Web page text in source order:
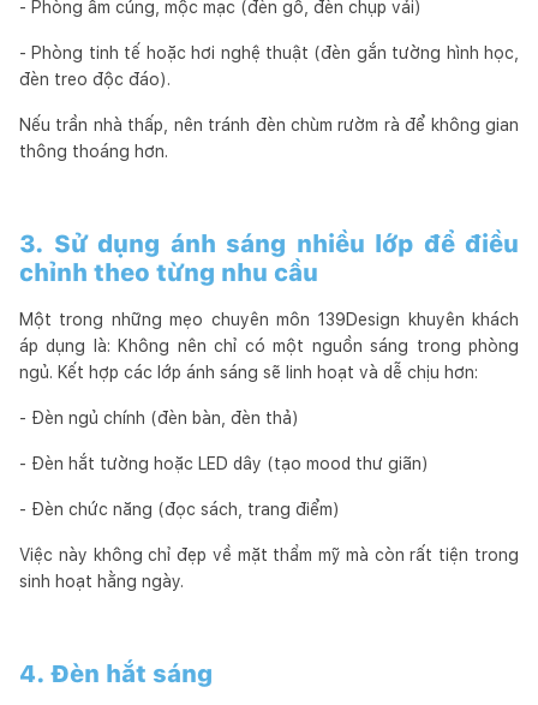
- Phòng ấm cúng, mộc mạc (đèn gỗ, đèn chụp vải)
- Phòng tinh tế hoặc hơi nghệ thuật (đèn gắn tường hình học,
đèn treo độc đáo).
Nếu trần nhà thấp, nên tránh đèn chùm rườm rà để không gian
thông thoáng hơn.
3. Sử dụng ánh sáng nhiều lớp để điều
chỉnh theo từng nhu cầu
Một trong những mẹo chuyên môn 139Design khuyên khách
áp dụng là: Không nên chỉ có một nguồn sáng trong phòng
ngủ. Kết hợp các lớp ánh sáng sẽ linh hoạt và dễ chịu hơn:
- Đèn ngủ chính (đèn bàn, đèn thả)
- Đèn hắt tường hoặc LED dây (tạo mood thư giãn)
- Đèn chức năng (đọc sách, trang điểm)
Việc này không chỉ đẹp về mặt thẩm mỹ mà còn rất tiện trong
sinh hoạt hằng ngày.
4. Đèn hắt sáng